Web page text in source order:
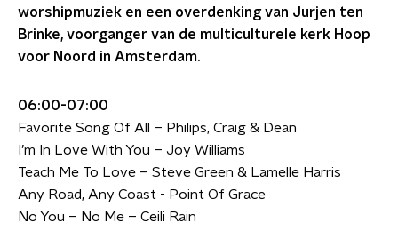
worshipmuziek en een overdenking van Jurjen ten
Brinke, voorganger van de multiculturele kerk Hoop
voor Noord in Amsterdam.
06:00-07:00
Favorite Song Of All – Philips, Craig & Dean
I’m In Love With You – Joy Williams
Teach Me To Love – Steve Green & Lamelle Harris
Any Road, Any Coast - Point Of Grace
No You – No Me – Ceili Rain